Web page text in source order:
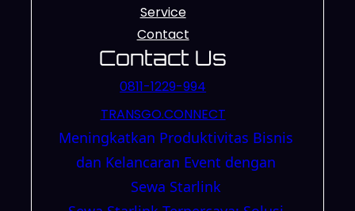
Service
Contact
Contact Us
0811-1229-994
TRANSGO.CONNECT
Meningkatkan Produktivitas Bisnis
dan Kelancaran Event dengan
Sewa Starlink